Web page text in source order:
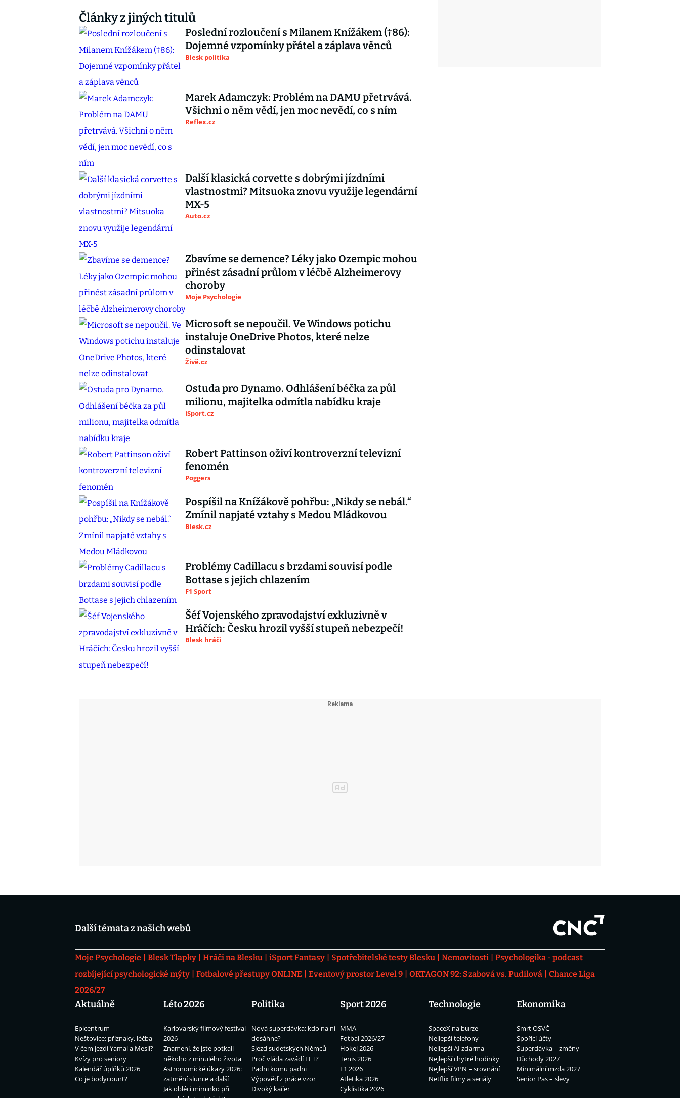
Články z jiných titulů
Poslední rozloučení s Milanem Knížákem (†86):
Dojemné vzpomínky přátel a záplava věnců
Blesk politika
Marek Adamczyk: Problém na DAMU přetrvává.
Všichni o něm vědí, jen moc nevědí, co s ním
Reflex.cz
Další klasická corvette s dobrými jízdními
vlastnostmi? Mitsuoka znovu využije legendární
MX-5
Auto.cz
Zbavíme se demence? Léky jako Ozempic mohou
přinést zásadní průlom v léčbě Alzheimerovy
choroby
Moje Psychologie
Microsoft se nepoučil. Ve Windows potichu
instaluje OneDrive Photos, které nelze
odinstalovat
Živě.cz
Ostuda pro Dynamo. Odhlášení béčka za půl
milionu, majitelka odmítla nabídku kraje
iSport.cz
Robert Pattinson oživí kontroverzní televizní
fenomén
Poggers
Pospíšil na Knížákově pohřbu: „Nikdy se nebál.“
Zmínil napjaté vztahy s Medou Mládkovou
Blesk.cz
Problémy Cadillacu s brzdami souvisí podle
Bottase s jejich chlazením
F1 Sport
Šéf Vojenského zpravodajství exkluzivně v
Hráčích: Česku hrozil vyšší stupeň nebezpečí!
Blesk hráči
Další témata z našich webů
Moje Psychologie Blesk Tlapky Hráči na Blesku iSport Fantasy Spotřebitelské testy Blesku Nemovitosti
Psychologika - podcast
rozbíjející psychologické mýty
Fotbalové přestupy ONLINE Eventový prostor Level 9 OKTAGON 92: Szabová vs. Pudilová
Chance Liga
2026/27
Aktuálně
Epicentrum
Neštovice: příznaky, léčba
V čem jezdí Yamal a Mesii?
Kvízy pro seniory
Kalendář úplňků 2026
Co je bodycount?
Léto 2026
Karlovarský filmový festival
2026
Znamení, že jste potkali
někoho z minulého života
Astronomické úkazy 2026:
zatmění slunce a další
Jak obléci miminko při
Politika
Nová superdávka: kdo na ní
dosáhne?
Sjezd sudetských Němců
Proč vláda zavádí EET?
Padni komu padni
Výpověď z práce vzor
Divoký kačer
Sport 2026
MMA
Fotbal 2026/27
Hokej 2026
Tenis 2026
F1 2026
Atletika 2026
Cyklistika 2026
Technologie
SpaceX na burze
Nejlepší telefony
Nejlepší AI zdarma
Nejlepší chytré hodinky
Nejlepší VPN – srovnání
Netflix filmy a seriály
Ekonomika
Smrt OSVČ
Spořicí účty
Superdávka – změny
Důchody 2027
Minimální mzda 2027
Senior Pas – slevy